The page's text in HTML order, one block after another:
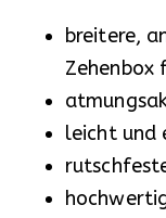
breitere,
Zehenbox
leicht und